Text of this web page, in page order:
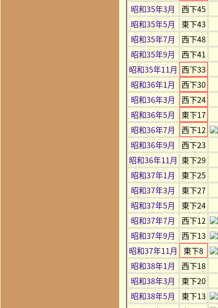
昭和35年3月
西下45
昭和35年5月
東下43
昭和35年7月
西下48
昭和35年9月
西下41
昭和35年11月 西下33
昭和36年1月
西下30
昭和36年3月
西下24
昭和36年5月
東下17
昭和36年7月
西下12
昭和36年9月
西下23
昭和36年11月 東下29
昭和37年1月
東下25
昭和37年3月
東下27
昭和37年5月
東下24
昭和37年7月
西下12
昭和37年9月
西下13
昭和37年11月
東下8
昭和38年1月
西下18
昭和38年3月
東下20
昭和38年5月
東下13